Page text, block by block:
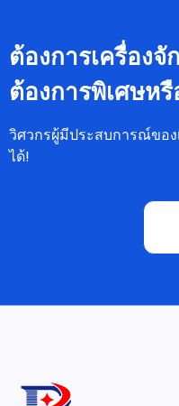
ต้องการเครื่อง
ต้องการพิเศษห
วิศวกรผู้มีประสบการณ์ขอ
ได้!